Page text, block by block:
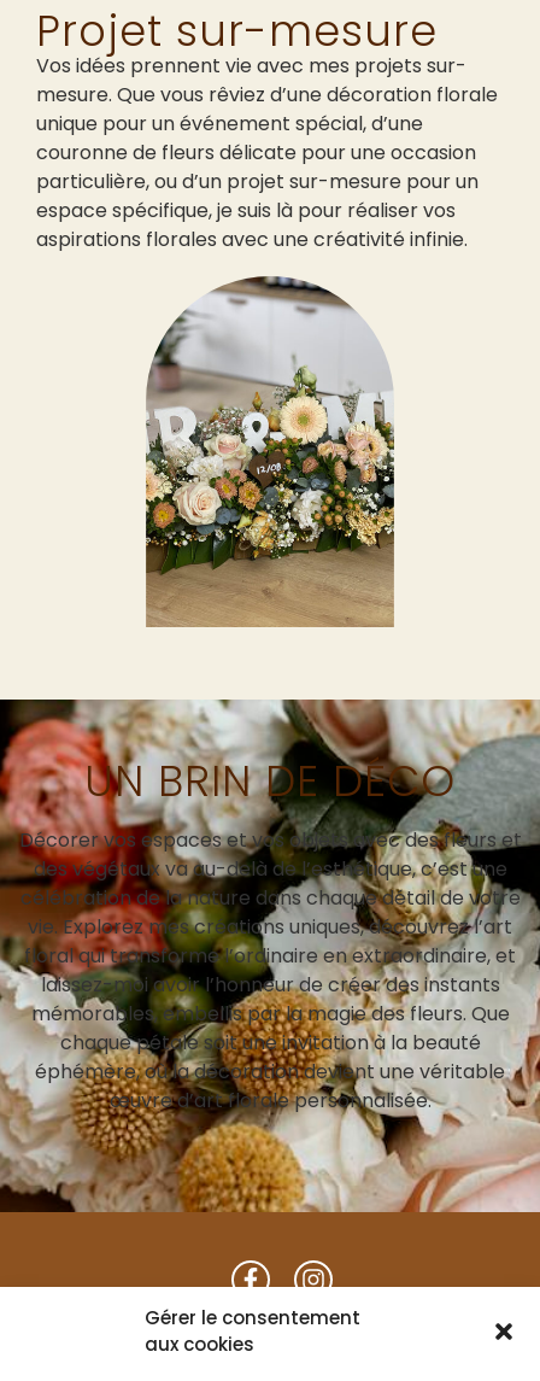
Gérer le consentement
aux cookies
Projet sur-mesure
Vos idées prennent vie avec mes projets sur-
mesure. Que vous rêviez d’une décoration florale
unique pour un événement spécial, d’une
couronne de fleurs délicate pour une occasion
particulière, ou d’un projet sur-mesure pour un
espace spécifique, je suis là pour réaliser vos
aspirations florales avec une créativité infinie.
UN BRIN DE DÉCO
Décorer vos espaces et vos objets avec des fleurs et
des végétaux va au-delà de l’esthétique, c’est une
célébration de la nature dans chaque détail de votre
vie. Explorez mes créations uniques, découvrez l’art
floral qui transforme l’ordinaire en extraordinaire, et
laissez-moi avoir l’honneur de créer des instants
mémorables, embellis par la magie des fleurs. Que
chaque pétale soit une invitation à la beauté
éphémère, où la décoration devient une véritable
œuvre d’art florale personnalisée.
du mardi au samedi :
9h30 à 12h00 / 14h30 à 19h00